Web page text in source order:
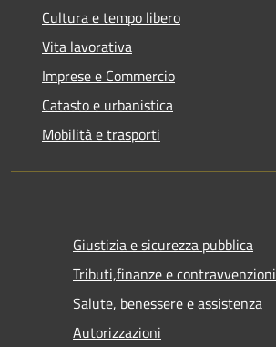
Cultura e tempo libero
Vita lavorativa
Imprese e Commercio
Catasto e urbanistica
Mobilità e trasporti
Giustizia e sicurezza pubblica
Tributi,finanze e contravvenzioni
Salute, benessere e assistenza
Autorizzazioni